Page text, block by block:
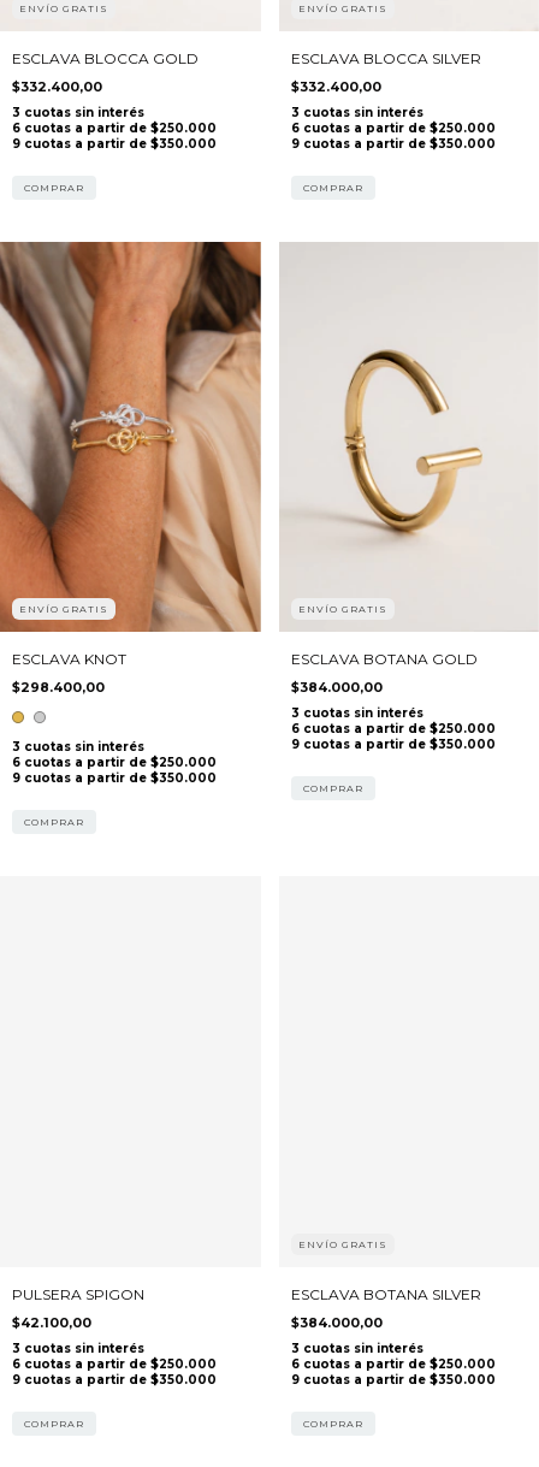
ENVÍO GRATIS
ESCLAVA BLOCCA GOLD
$332.400,00
COMPRAR
ENVÍO GRATIS
ESCLAVA BLOCCA SILVER
$332.400,00
COMPRAR
ENVÍO GRATIS
ESCLAVA KNOT
$298.400,00
COMPRAR
ENVÍO GRATIS
ESCLAVA BOTANA GOLD
$384.000,00
COMPRAR
PULSERA SPIGON
$42.100,00
COMPRAR
ENVÍO GRATIS
ESCLAVA BOTANA SILVER
$384.000,00
COMPRAR